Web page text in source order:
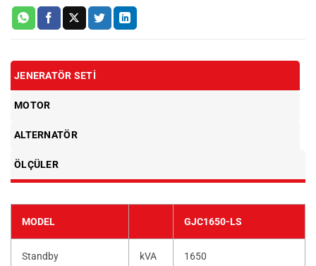
JENERATÖR SETI
MOTOR
ALTERNATÖR
ÖLÇÜLER
MODEL GJC1650-LS
Standby kVA 1650